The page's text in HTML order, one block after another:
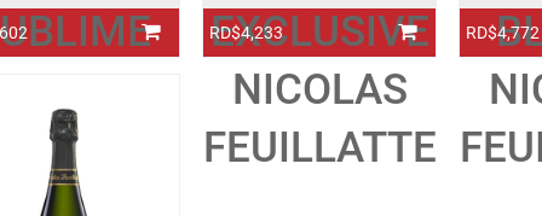
EXCLUSIVE
NICOLAS
FEUILLATTE
RD$4,233 RD$4,772